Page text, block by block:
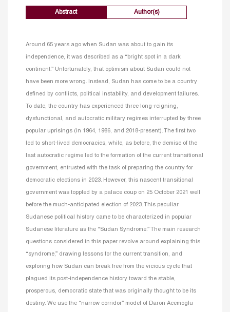
Abstract Author(s)
Around 65 years ago when Sudan was about to gain its
independence, it was described as a “bright spot in a dark
continent.” Unfortunately, that optimism about Sudan could not
have been more wrong. Instead, Sudan has come to be a country
defined by conflicts, political instability, and development failures.
To date, the country has experienced three long-reigning,
dysfunctional, and autocratic military regimes interrupted by three
popular uprisings (in 1964, 1986, and 2018-present). The first two
led to short-lived democracies, while, as before, the demise of the
last autocratic regime led to the formation of the current transitional
government, entrusted with the task of preparing the country for
democratic elections in 2023. However, this nascent transitional
government was toppled by a palace coup on 25 October 2021 well
before the much-anticipated election of 2023. This peculiar
Sudanese political history came to be characterized in popular
Sudanese literature as the “Sudan Syndrome.” The main research
questions considered in this paper revolve around explaining this
“syndrome,” drawing lessons for the current transition, and
exploring how Sudan can break free from the vicious cycle that
plagued its post-independence history toward the stable,
prosperous, democratic state that was originally thought to be its
destiny. We use the “narrow corridor” model of Daron Acemoglu